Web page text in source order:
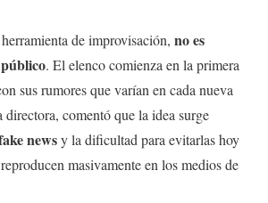
de improvisación, no es
. El elenco comienza en la primera
sus rumores que varían en cada nueva
directora, comentó que la idea surge
newsy la dificultad para evitarlas hoy
masivamente en los medios de